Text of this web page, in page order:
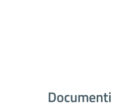
Documenti